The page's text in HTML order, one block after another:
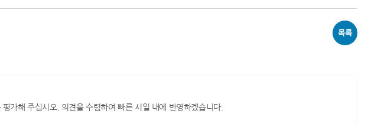
목록
가해 주십시오. 의견을 수렴하여 빠른 시일 내에 반영하겠습니다.